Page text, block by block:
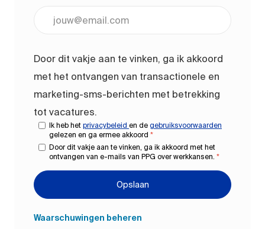
Door dit vakje aan te vinken, ga ik akkoord
met het ontvangen van transactionele en
marketing-sms-berichten met betrekking
tot vacatures.
Ik heb het privacybeleid en de gebruiksvoorwaarden
gelezen en ga ermee akkoord *
Door dit vakje aan te vinken, ga ik akkoord met het
ontvangen van e-mails van PPG over werkkansen. *
Opslaan
Waarschuwingen beheren